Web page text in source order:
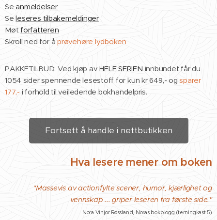
Seanmeldelser
Seleseres tilbakemeldinger
Møt forfatteren
Skroll ned for åprøvehøre lydboken
PAKKETILBUD: Ved kjøp avHELE SERIEN innbundet får du
1054 sider spennende lesestoff for kun kr 649,- ogsparer
177,- i forhold til veiledende bokhandelpris.
Fortsett å handle i nettbutikken
Hva lesere mener om boken
"Massevis av actionfylte scener, humor, kjærlighet og
vennskap ... griper leseren fra første side."
Nora Vinjor Røssland, Noras bokblogg (terningkast 5)